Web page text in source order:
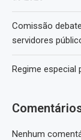
Comissão
servidores
Regime especial
Nenhum